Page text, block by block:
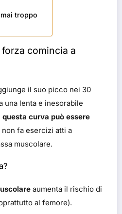
troppo
comincia a
il suo picco nei 30
una lenta e inesorabile
questa curva può essere
fa esercizi atti a
muscolare.
aumenta il rischio di
al femore).